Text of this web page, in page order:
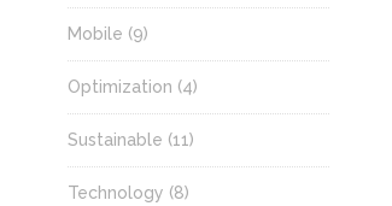
Mobile (9)
Optimization (4)
Sustainable (11)
Technology (8)